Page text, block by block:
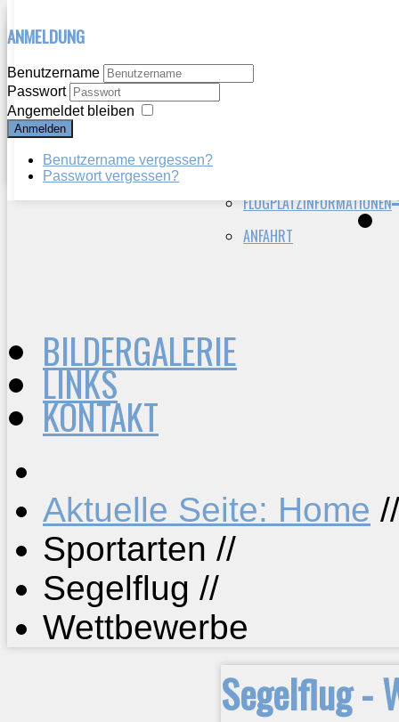
ANMELDUNG
Benutzername
Passwort
Angemeldet bleiben
Anmelden
Benutzername vergessen?
Passwort vergessen?
WIR ÜBER UNS
HERZLICH WILLKOMMEN
VEREINSGESCHICHTE
VEREIN HEUTE
AKTUELLES
BERICHTE
FLUGPLATZINFORMATIONEN
ANFAHRT
BILDERGALERIE
LINKS
KONTAKT
Aktuelle Seite: Home //
Sportarten //
Segelflug //
Wettbewerbe
Segelflug -